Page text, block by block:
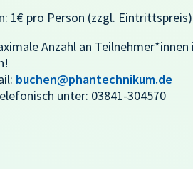
1€ pro Person (zzgl.
Anzahl an
buchen@phantechnikum.de
unter: 03841-304570